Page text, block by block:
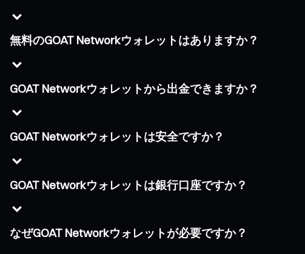
無料のGOAT Networkウォレットはありますか？
GOAT Networkウォレットから出金できますか？
GOAT Networkウォレットは安全ですか？
GOAT Networkウォレットは銀行口座ですか？
なぜGOAT Networkウォレットが必要ですか？